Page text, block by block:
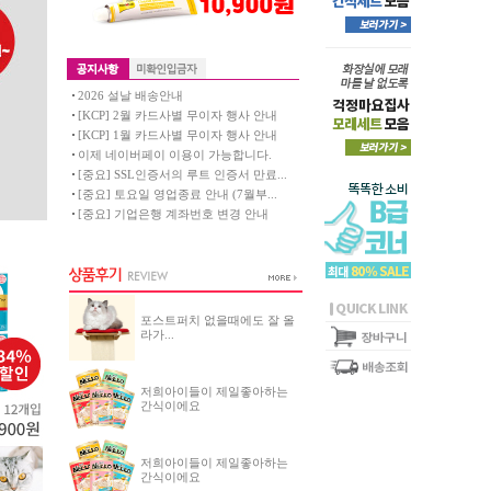
2026 설날 배송안내
[KCP] 2월 카드사별 무이자 행사 안내
[KCP] 1월 카드사별 무이자 행사 안내
이제 네이버페이 이용이 가능합니다.
[중요] SSL인증서의 루트 인증서 만료...
[중요] 토요일 영업종료 안내 (7월부...
[중요] 기업은행 계좌번호 변경 안내
포스트퍼치 없을때에도 잘 올
라가...
저희아이들이 제일좋아하는
간식이에요
저희아이들이 제일좋아하는
간식이에요